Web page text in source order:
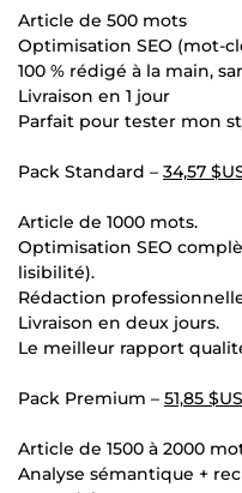
Article de 500 mots
Optimisation SEO (mot-
100 % rédigé à la main,
Livraison en 1 jour
Parfait pour tester mon
Pack Standard – 34,57
Article de 1000 mots.
Optimisation SEO
lisibilité).
Rédaction
Livraison en deux jours.
Le meilleur rapport
Pack Premium – 51,85 $US
Article de 1500 à 2000
Analyse sémantique +